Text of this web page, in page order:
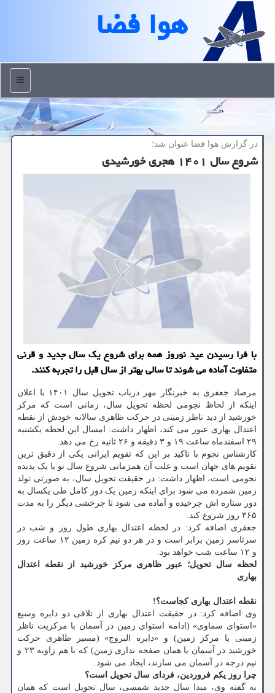
هوا فضا
منو
در گزارش هوا فضا عنوان شد؛
شروع سال ۱۴۰۱ هجری خورشیدی
با فرا رسیدن عید نوروز همه برای شروع یک سال جدید و قرنی
متفاوت آماده می شوند تا سالی بهتر از سال قبل را تجربه کنند.
مرصاد جعفری به خبرنگار مهر درباب تحویل سال ۱۴۰۱ با اعلان
اینکه از لحاظ نجومی لحظه تحویل سال، زمانی است که مرکز
خورشید از دید ناظر زمینی در حرکت ظاهری سالانه خودش از نقطه
اعتدال بهاری عبور می کند، اظهار داشت: امسال این لحظه یکشنبه
۲۹ اسفندماه ساعت ۱۹ و ۳ دقیقه و ۲۶ ثانیه رخ می دهد.
کارشناس نجوم با تاکید بر این که تقویم ایرانی یکی از دقیق ترین
تقویم های جهان است و علت آن همزمانی شروع سال نو با یک پدیده
نجومی است، اظهار داشت: در حقیقت تحویل سال، به صورتی تولد
زمین شمرده می شود برای اینکه زمین یک دور کامل طی یکسال به
دور ستاره اش چرخیده و آماده می شود تا چرخشی دیگر را به مدت
۳۶۵ روز شروع کند.
جعفری اضافه کرد: در لحظه اعتدال بهاری طول روز و شب در
سرتاسر زمین برابر است و در هر دو نیم کره زمین ۱۲ ساعت روز
و ۱۲ ساعت شب خواهد بود.
لحظه سال تحویل؛ عبور ظاهری مرکز خورشید از نقطه اعتدال
بهاری
نقطه اعتدال بهاری کجاست؟!
وی اضافه کرد: در حقیقت اعتدال بهاری از تلاقی دو دایره وسیع
«استوای سماوی» (ادامه استوای زمین در آسمان با مرکزیت ناظر
زمینی یا مرکز زمین) و «دایره البروج» (مسیر ظاهری حرکت
خورشید در آسمان یا همان صفحه نداری زمین) که با هم زاویه ۲۳ و
نیم درجه در آسمان می سازند، ایجاد می شود.
چرا روز یکم فروردین، فردای سال تحویل است؟
به گفته وی، مبدا سال جدید شمسی، سال تحویل است که همان